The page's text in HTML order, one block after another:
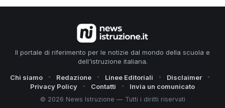
Il portale di riferimento per le notizie dal mondo della scuola e
dell'istruzione italiana.
Chi siamo
Redazione Linee Editoriali
Disclaimer
Privacy Policy
Contatti Invia un comunicato
© 2026 News Istruzione — Tutti i diritti riservati